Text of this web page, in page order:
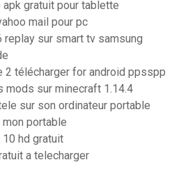
gratuit pour tablette
mail pour pc
replay sur smart tv samsung
2 télécharger for android ppsspp
mods sur minecraft 1.14.4
sur son ordinateur portable
portable
hd gratuit
a telecharger